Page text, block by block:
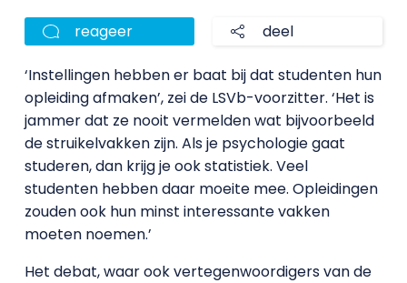
reageer deel
‘Instellingen hebben er baat bij dat studenten hun
opleiding afmaken’, zei de LSVb-voorzitter. ‘Het is
jammer dat ze nooit vermelden wat bijvoorbeeld
de struikelvakken zijn. Als je psychologie gaat
studeren, dan krijg je ook statistiek. Veel
studenten hebben daar moeite mee. Opleidingen
zouden ook hun minst interessante vakken
moeten noemen.’
Het debat, waar ook vertegenwoordigers van de